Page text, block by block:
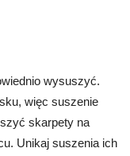
wysuszyć.
więc suszenie
skarpety na
Unikaj suszenia ich